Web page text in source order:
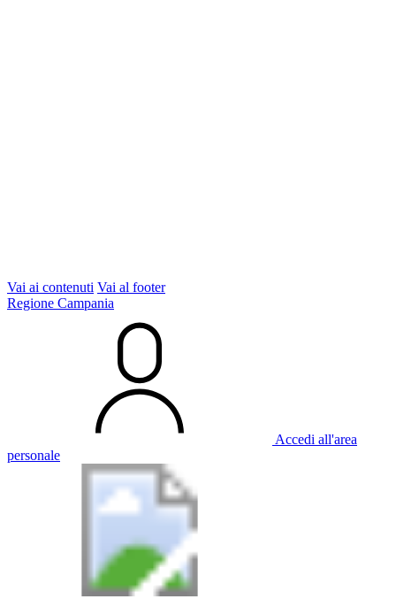
Vai ai contenuti Vai al footer
Regione Campania
Accedi all'area
personale